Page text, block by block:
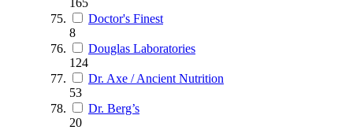
Doctor's Finest
8
Douglas Laboratories
124
Dr. Axe / Ancient Nutrition
53
Dr. Berg’s
20